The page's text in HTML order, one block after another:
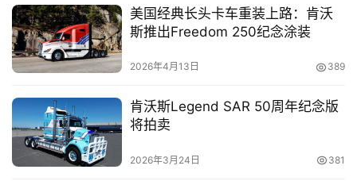
美国经典长头卡车重装上路：肯沃
斯推出Freedom 250纪念涂装
2026年4月13日 389
肯沃斯Legend SAR 50周年纪念版
将拍卖
2026年3月24日 381